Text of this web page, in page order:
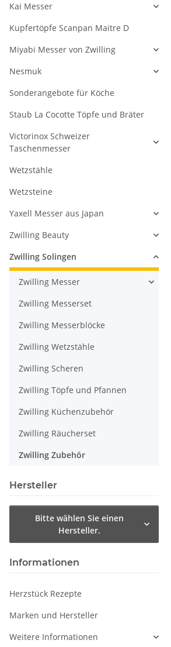
Kai Messer
Kupfertöpfe Scanpan Maitre D
Miyabi Messer von Zwilling
Nesmuk
Sonderangebote für Köche
Staub La Cocotte Töpfe und Bräter
Victorinox Schweizer
Taschenmesser
Wetzstähle
Wetzsteine
Yaxell Messer aus Japan
Zwilling Beauty
Zwilling Solingen
Zwilling Messer
Zwilling Messerset
Zwilling Messerblöcke
Zwilling Wetzstähle
Zwilling Scheren
Zwilling Töpfe und Pfannen
Zwilling Küchenzubehör
Zwilling Räucherset
Zwilling Zubehör
Hersteller
Bitte wählen Sie einen
Hersteller.
Informationen
Herzstück Rezepte
Marken und Hersteller
Weitere Informationen